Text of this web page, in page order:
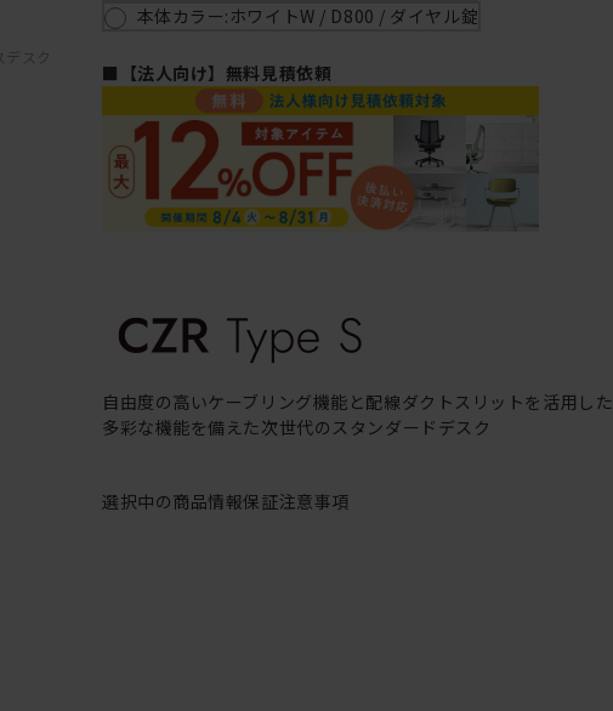
デスク
本体カラー:ホワイトW / D800 / ダイヤル錠
■【法人向け】無料見積依頼
自由度の高いケーブリング機能と配線ダクトスリットを活用した
多彩な機能を備えた次世代のスタンダードデスク
選択中の商品情報保証注意事項